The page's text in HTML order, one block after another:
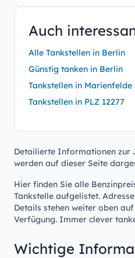
Auch
Alle Tankstellen in Berlin
Günstig tanken in Berlin
Tankstellen in Marienfelde
Tankstellen in PLZ 12277
Detailierte Informationen zur
werden auf dieser Seite
Hier finden Sie alle
Tankstelle aufgelistet.
Details stehen weiter oben
Verfügung. Immer clever
Wichtige